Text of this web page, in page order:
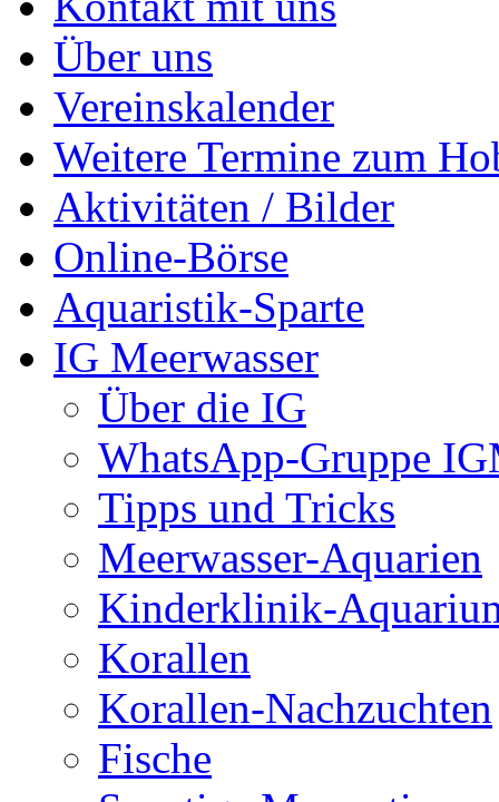
Über uns
Vereinskalender
Weitere Termine zum
Aktivitäten / Bilder
Online-Börse
Aquaristik-Sparte
IG Meerwasser
Über die IG
WhatsApp-Gruppe
Tipps und Tricks
Meerwasser-Aquarien
Kinderklinik-
Korallen
Korallen-Nachzuchten
Fische